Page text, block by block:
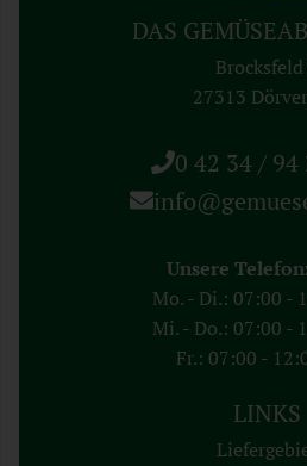
DAS
Brocksfeld
27313
0 42 34 / 94
Unsere
Mo. - Di.: 07:00 -
Mi. - Do.: 07:00 -
Fr.: 07:00 -
LINKS